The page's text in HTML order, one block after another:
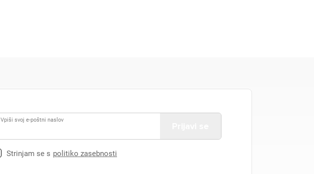
Vpiši svoj e-poštni naslov
Strinjam se s politiko zasebnosti